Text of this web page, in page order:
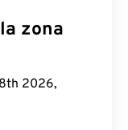
zona
2026,